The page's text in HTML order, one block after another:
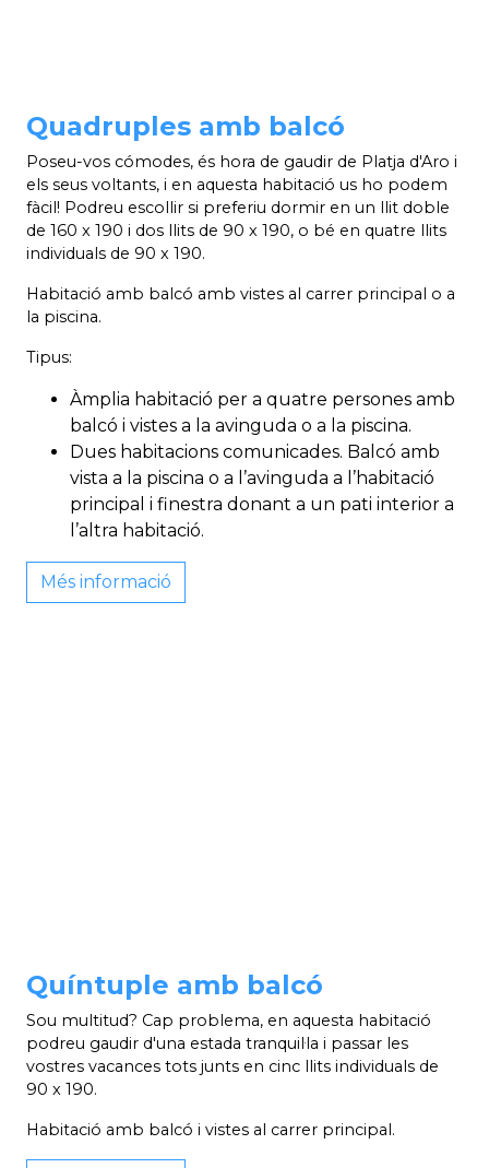
Quadruples amb balcó
Poseu-vos cómodes, és hora de gaudir de Platja d'Aro i
els seus voltants, i en aquesta habitació us ho podem
fàcil! Podreu escollir si preferiu dormir en un llit doble
de 160 x 190 i dos llits de 90 x 190, o bé en quatre llits
individuals de 90 x 190.
Habitació amb balcó amb vistes al carrer principal o a
la piscina.
Tipus:
Àmplia habitació per a quatre persones amb
balcó i vistes a la avinguda o a la piscina.
Dues habitacions comunicades. Balcó amb
vista a la piscina o a l’avinguda a l’habitació
principal i finestra donant a un pati interior a
l’altra habitació.
Més informació
Quíntuple amb balcó
Sou multitud? Cap problema, en aquesta habitació
podreu gaudir d'una estada tranquil·la i passar les
vostres vacances tots junts en cinc llits individuals de
90 x 190.
Habitació amb balcó i vistes al carrer principal.